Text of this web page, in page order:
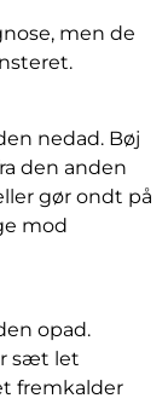
men de
nedad. Bøj
den anden
gør ondt på
mod
opad.
sæt let
fremkalder